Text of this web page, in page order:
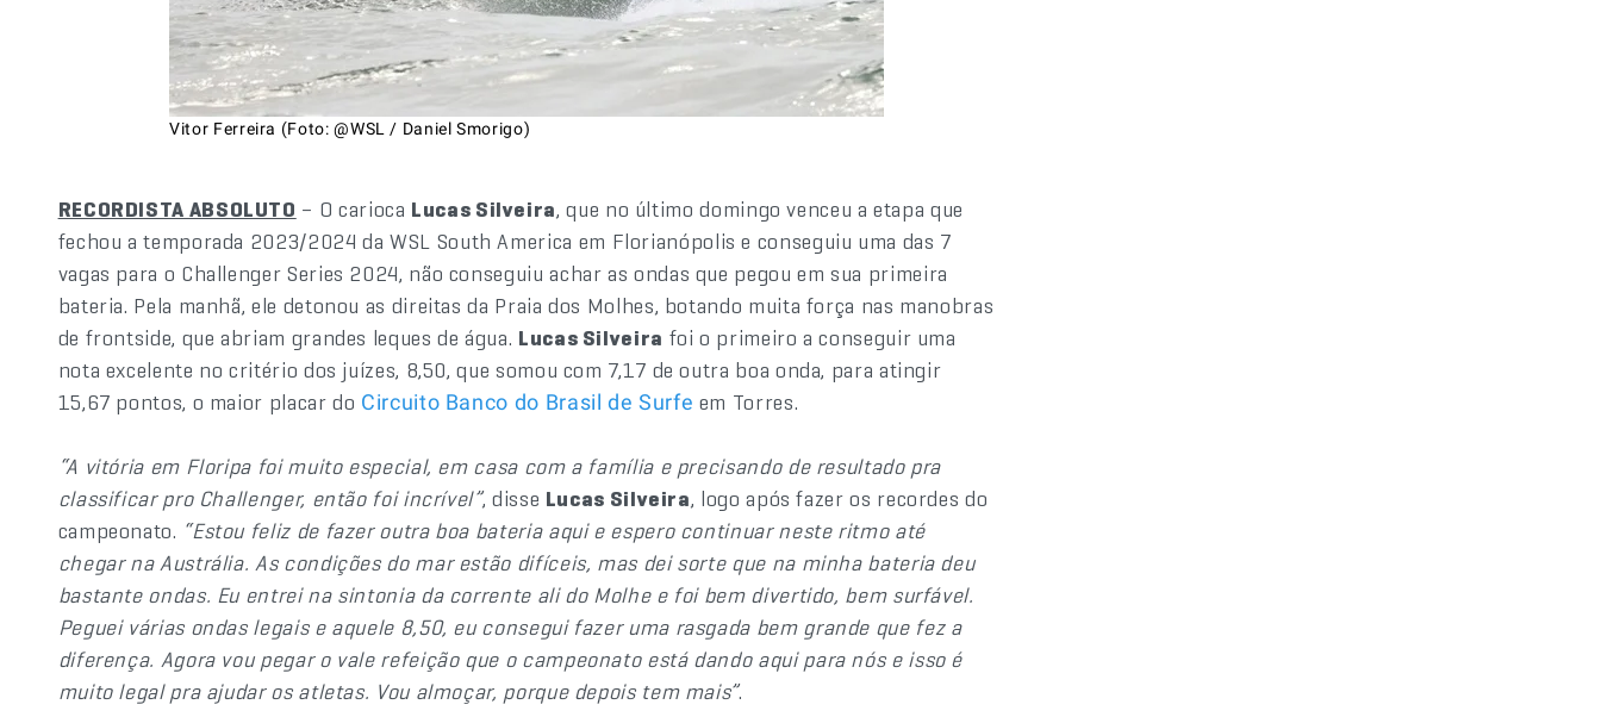
Vitor Ferreira (Foto: @WSL / Daniel Smorigo)
RECORDISTA ABSOLUTO – O carioca Lucas Silveira, que no último domingo venceu a etapa que
fechou a temporada 2023/2024 da WSL South America em Florianópolis e conseguiu uma das 7
vagas para o Challenger Series 2024, não conseguiu achar as ondas que pegou em sua primeira
bateria. Pela manhã, ele detonou as direitas da Praia dos Molhes, botando muita força nas manobras
de frontside, que abriam grandes leques de água. Lucas Silveira foi o primeiro a conseguir uma
nota excelente no critério dos juízes, 8,50, que somou com 7,17 de outra boa onda, para atingir
15,67 pontos, o maior placar do Circuito Banco do Brasil de Surfe em Torres.
“A vitória em Floripa foi muito especial, em casa com a família e precisando de resultado pra
classificar pro Challenger, então foi incrível”, disse Lucas Silveira, logo após fazer os recordes do
campeonato. “Estou feliz de fazer outra boa bateria aqui e espero continuar neste ritmo até
chegar na Austrália. As condições do mar estão difíceis, mas dei sorte que na minha bateria deu
bastante ondas. Eu entrei na sintonia da corrente ali do Molhe e foi bem divertido, bem surfável.
Peguei várias ondas legais e aquele 8,50, eu consegui fazer uma rasgada bem grande que fez a
diferença. Agora vou pegar o vale refeição que o campeonato está dando aqui para nós e isso é
muito legal pra ajudar os atletas. Vou almoçar, porque depois tem mais”.